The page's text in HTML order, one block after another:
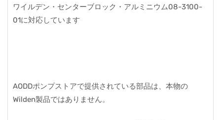
ワイルデン・センターブロック・アルミニウム08-3100-
01に対応しています
AODDポンプストアで提供されている部品は、本物の
Wilden製品ではありません。